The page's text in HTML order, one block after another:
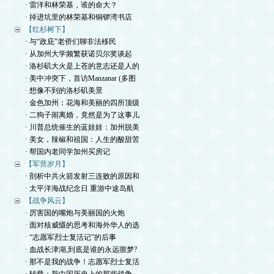
· 雷洋和林荣基，谁的命大？
· 掉进坑里的林荣基和铜锣湾书店
【红杉树下】
· 与“政庇”老侨们聊非法移民
· 从加州大学频繁获诺贝尔奖谈起
· 洛杉矶大火是上苍的意志还是人的
· 美中冲突下，首访Manzanar (多图
· 想像不到的洛杉矶美景
· 金色加州：花海和美丽的四所顶级
· 二狗子闹离婚，竟然是为了这事儿
· 川普总统催生的蓝娃娃：加州脱美
· 美女，辣椒和祖国：人生的酸甜苦
· 帮国内老同学加州买房记
【军营岁月】
· 剖析中共火箭发射三连败的原因和
· 太平洋海战纪念日 重游中途岛航
【战争风云】
· 厉害国的嘴炮与美丽国的火炮
· 面对核威慑的思考和海外华人的选
· “志愿军烈士复活记”的后事
· 血战长津湖,到底是谁的永远噩梦?
· 那不是我的战争！志愿军烈士复活